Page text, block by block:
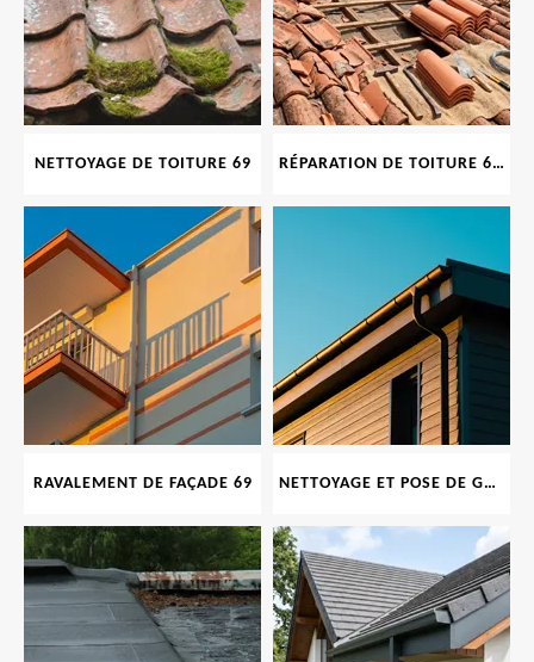
NETTOYAGE DE TOITURE 69 RÉPARATION DE TOITURE 69 RHONE, TUILES CASSÉES OU ABIMÉES
RAVALEMENT DE FAÇADE 69 NETTOYAGE ET POSE DE GOUTTIÈRE 69